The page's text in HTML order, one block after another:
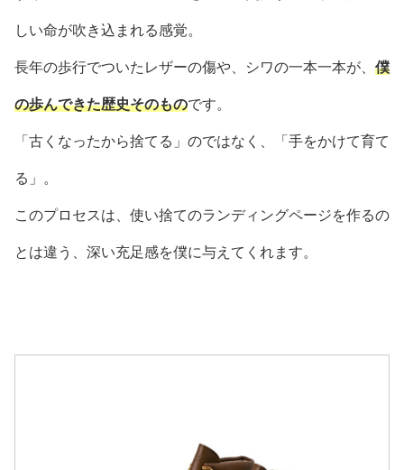
しい命が吹き込まれる感覚。
長年の歩行でついたレザーの傷や、シワの一本一本が、 僕
の歩んできた歴史そのものです。
「古くなったから捨てる」のではなく、「手をかけて育て
る」。
このプロセスは、使い捨てのランディングページを作るの
とは違う、深い充足感を僕に与えてくれます。